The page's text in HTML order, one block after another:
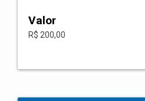
Valor
R$ 200,00